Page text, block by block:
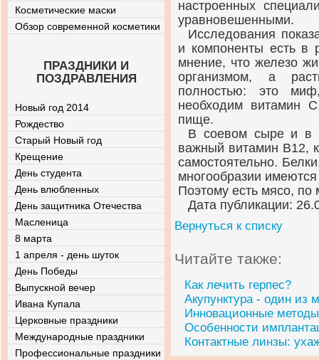
настроенных
уравновешенными.
Исследования
и компоненты есть в
мнение, что железо
организмом, а
полностью: это
необходим витамин
пище.
В соевом сыре и в
важный витамин B12,
самостоятельно.
многообразии
Поэтому есть мясо,
Дата публикации:
Вернуться к списку
Читайте также:
Как лечить герпес?
Акупунктура - один из
Инновационные
Особенности
Контактные линзы:
Косметические маски
Обзор современной косметики
ПРАЗДНИКИ И
ПОЗДРАВЛЕНИЯ
Новый год 2014
Рождество
Старый Новый год
Крещение
День студента
День влюбленных
День защитника Отечества
Масленица
8 марта
1 апреля - день шуток
День Победы
Выпускной вечер
Ивана Купала
Церковные праздники
Международные праздники
Профессиональные праздники